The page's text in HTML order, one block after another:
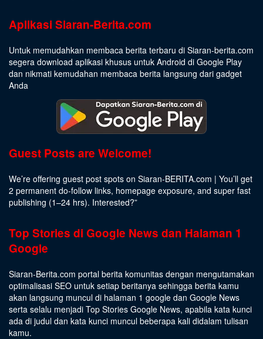
Aplikasi Siaran-Berita.com
Untuk memudahkan membaca berita terbaru di Siaran-berita.com
segera download aplikasi khusus untuk Android di Google Play
dan nikmati kemudahan membaca berita langsung dari gadget
Anda
Guest Posts are Welcome!
We’re offering guest post spots on Siaran-BERITA.com | You’ll get
2 permanent do-follow links, homepage exposure, and super fast
publishing (1–24 hrs). Interested?”
Top Stories di Google News dan Halaman 1
Google
Siaran-Berita.com portal berita komunitas dengan mengutamakan
optimalisasi SEO untuk setiap beritanya sehingga berita kamu
akan langsung muncul di halaman 1 google dan Google News
serta selalu menjadi Top Stories Google News, apabila kata kunci
ada di judul dan kata kunci muncul beberapa kali didalam tulisan
kamu.